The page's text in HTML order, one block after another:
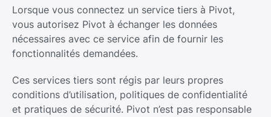
Lorsque vous connectez un service tiers à Pivot,
vous autorisez Pivot à échanger les données
nécessaires avec ce service afin de fournir les
fonctionnalités demandées.
Ces services tiers sont régis par leurs propres
conditions d’utilisation, politiques de confidentialité
et pratiques de sécurité. Pivot n’est pas responsable